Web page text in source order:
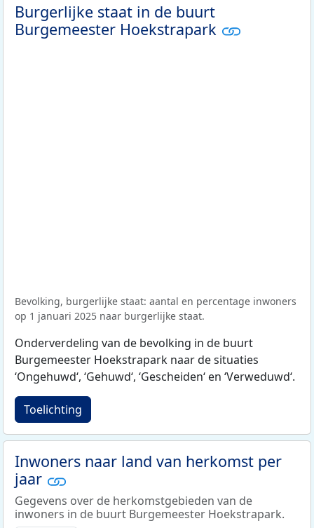
Burgerlijke staat in de buurt
Burgemeester Hoekstrapark
Bevolking, burgerlijke staat: aantal en percentage inwoners
op 1 januari 2025 naar burgerlijke staat.
Onderverdeling van de bevolking in de buurt
Burgemeester Hoekstrapark naar de situaties
‘Ongehuwd‘, ‘Gehuwd‘, ‘Gescheiden‘ en ‘Verweduwd‘.
Toelichting
Inwoners naar land van herkomst per
jaar
Gegevens over de herkomstgebieden van de
inwoners in de buurt Burgemeester Hoekstrapark.